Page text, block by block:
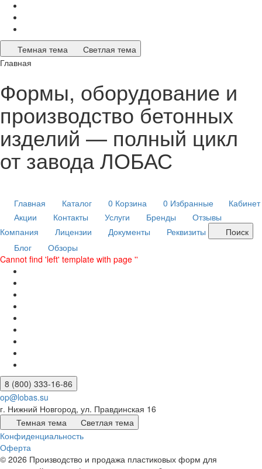
Темная тема
Светлая тема
Главная
Формы, оборудование и
производство бетонных
изделий — полный цикл
от завода ЛОБАС
Главная Каталог 0 Корзина 0 Избранные
Кабинет
Акции
Контакты Услуги Бренды
Отзывы
Компания
Лицензии Документы Реквизиты
Поиск
Блог
Обзоры
Cannot find 'left' template with page ''
8 (800) 333-16-86
op@lobas.su
г. Нижний Новгород, ул. Правдинская 16
Темная тема
Светлая тема
Конфиденциальность
Оферта
© 2026 Производство и продажа пластиковых форм для